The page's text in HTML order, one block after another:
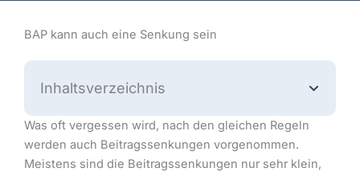
BAP kann auch eine Senkung sein
Inhaltsverzeichnis
Was oft vergessen wird, nach den gleichen Regeln
werden auch Beitragssenkungen vorgenommen.
Meistens sind die Beitragssenkungen nur sehr klein,